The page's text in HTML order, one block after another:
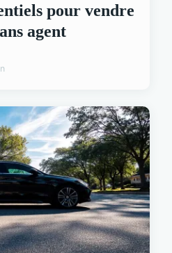
pour vendre
agent